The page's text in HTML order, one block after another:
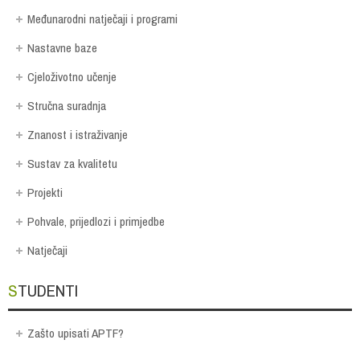
Međunarodni natječaji i programi
Nastavne baze
Cjeloživotno učenje
Stručna suradnja
Znanost i istraživanje
Sustav za kvalitetu
Projekti
Pohvale, prijedlozi i primjedbe
Natječaji
STUDENTI
Zašto upisati APTF?